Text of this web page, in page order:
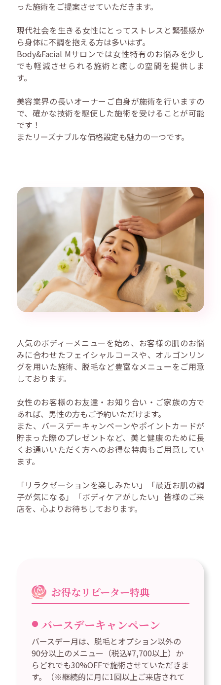
った施術をご提案させていただきます。
現代社会を生きる女性にとってストレスと緊張感か
ら身体に不調を抱える方は多いはず。
Body&Facial Mサロンでは女性特有のお悩みを少し
でも軽減させられる施術と癒しの空間を提供しま
す。
美容業界の長いオーナーご自身が施術を行いますの
で、確かな技術を駆使した施術を受けることが可能
です！
またリーズナブルな価格設定も魅力の一つです。
人気のボディーメニューを始め、お客様の肌のお悩
みに合わせたフェイシャルコースや、オルゴンリン
グを用いた施術、脱毛など豊富なメニューをご用意
しております。
女性のお客様のお友達・お知り合い・ご家族の方で
あれば、男性の方もご予約いただけます。
また、バースデーキャンペーンやポイントカードが
貯まった際のプレゼントなど、美と健康のために長
くお通いいただく方へのお得な特典もご用意してい
ます。
「リラクゼーションを楽しみたい」「最近お肌の調
子が気になる」「ボディケアがしたい」皆様のご来
店を、心よりお待ちしております。
お得なリピーター特典
バースデーキャンペーン
バースデー月は、脱毛とオプション以外の
90分以上のメニュー（税込¥7,700以上）か
らどれでも30%OFFで施術させていただきま
す。（※継続的に月に1回以上ご来店されて